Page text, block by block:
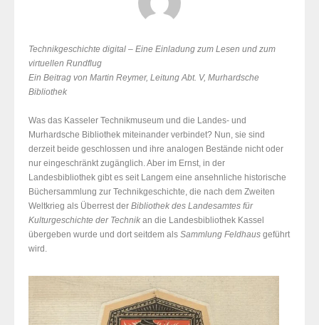
Technikgeschichte digital – Eine Einladung zum Lesen und zum
virtuellen Rundflug
Ein Beitrag von Martin Reymer, Leitung Abt. V, Murhardsche
Bibliothek
Was das Kasseler Technikmuseum und die Landes- und
Murhardsche Bibliothek miteinander verbindet? Nun, sie sind
derzeit beide geschlossen und ihre analogen Bestände nicht oder
nur eingeschränkt zugänglich. Aber im Ernst, in der
Landesbibliothek gibt es seit Langem eine ansehnliche historische
Büchersammlung zur Technikgeschichte, die nach dem Zweiten
Weltkrieg als Überrest der Bibliothek des Landesamtes für
Kulturgeschichte der Technik an die Landesbibliothek Kassel
übergeben wurde und dort seitdem als Sammlung Feldhaus geführt
wird.